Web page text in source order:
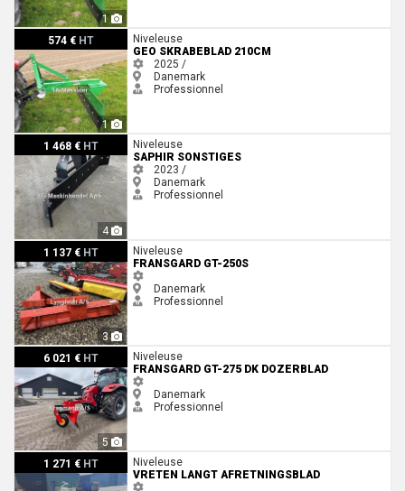
1
574 € HT
1
Geo Skrabeblad 210cm
Niveleuse
GEO SKRABEBLAD 210CM
2025 /
Danemark
Professionnel
1 468 € HT
4
Saphir Sonstiges
Niveleuse
SAPHIR SONSTIGES
2023 /
Danemark
Professionnel
1 137 € HT
3
Fransgard GT-250S
Niveleuse
FRANSGARD GT-250S
Danemark
Professionnel
6 021 € HT
5
Fransgard GT-275 DK DOZERBLAD
Niveleuse
FRANSGARD GT-275 DK DOZERBLAD
Danemark
Professionnel
1 271 € HT
Vreten Langt afretningsbladNiveleuse
VRETEN LANGT AFRETNINGSBLAD